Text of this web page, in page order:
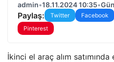
admin•18.11.2024 10:35•
Paylaş: Twitter Facebook
Pinterest
İkinci el araç alım